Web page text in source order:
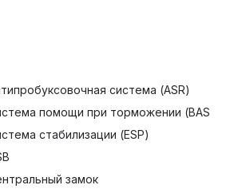
система (ASR)
помощи при торможении (BAS
стабилизации (ESP)
замок